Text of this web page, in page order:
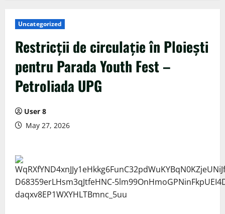
Uncategorized
Restricții de circulație în Ploiești
pentru Parada Youth Fest –
Petroliada UPG
User 8
May 27, 2026